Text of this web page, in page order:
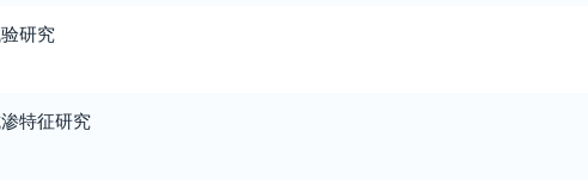
研究
特征研究